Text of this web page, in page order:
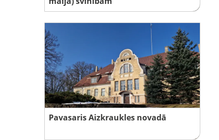
Pavasaris Aizkraukles novadā